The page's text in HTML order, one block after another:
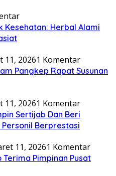
Kesehatan: Herbal Alami
11, 20261 Komentar
Pangkep Rapat Susunan
11, 20261 Komentar
Sertijab Dan Beri
Berprestasi
11, 20261 Komentar
Pimpinan Pusat